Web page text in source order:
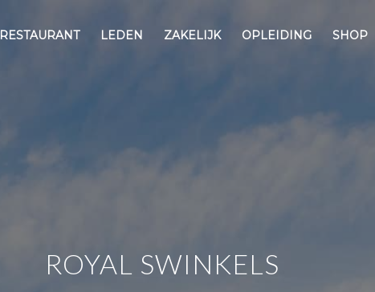
RESTAURANT LEDEN ZAKELIJK OPLEIDING SHOP
ROYAL SWINKELS